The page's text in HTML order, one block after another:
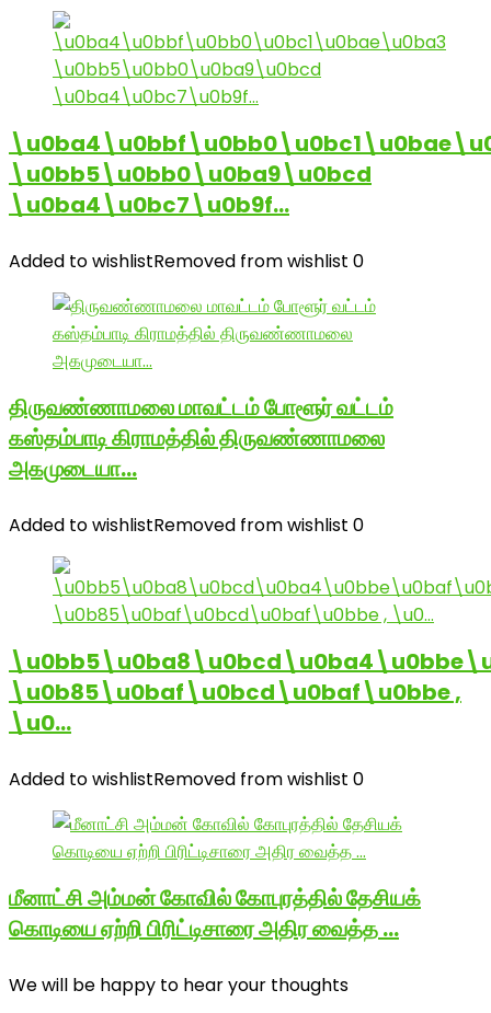
\u0bb5\u0bb0\u0ba9\u0bcd
\u0ba4\u0bc7\u0b9f…
Added to wishlistRemoved from wishlist 0
திருவண்ணாமலை மாவட்டம் போளூர் வட்டம்
கஸ்தம்பாடி கிராமத்தில் திருவண்ணாமலை
அகமுடையா…
Added to wishlistRemoved from wishlist 0
\u0b85\u0baf\u0bcd\u0baf\u0bbe ,
\u0…
Added to wishlistRemoved from wishlist 0
மீனாட்சி அம்மன் கோவில் கோபுரத்தில் தேசியக்
கொடியை ஏற்றி பிரிட்டிசாரை அதிர வைத்த …
We will be happy to hear your thoughts